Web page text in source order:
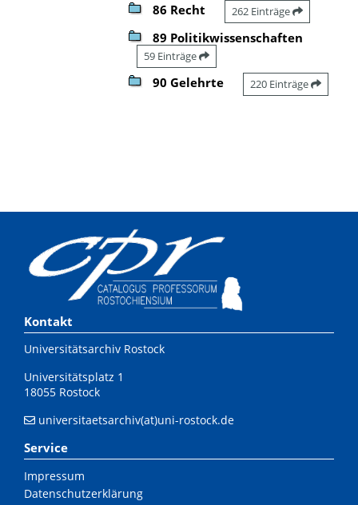
86 Recht 262 Einträge
89 Politikwissenschaften
59 Einträge
90 Gelehrte 220 Einträge
Kontakt
Universitätsarchiv Rostock
Universitätsplatz 1
18055 Rostock
universitaetsarchiv(at)uni-rostock.de
Service
Impressum
Datenschutzerklärung